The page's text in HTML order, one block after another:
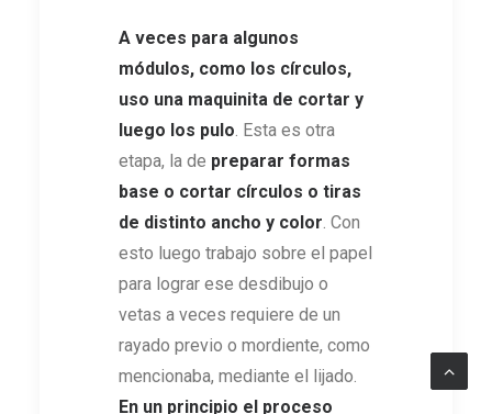
A veces para algunos
módulos, como los círculos,
uso una maquinita de cortar y
luego los pulo. Esta es otra
etapa, la de preparar formas
base o cortar círculos o tiras
de distinto ancho y color. Con
esto luego trabajo sobre el papel
para lograr ese desdibujo o
vetas a veces requiere de un
rayado previo o mordiente, como
mencionaba, mediante el lijado.
En un principio el proceso